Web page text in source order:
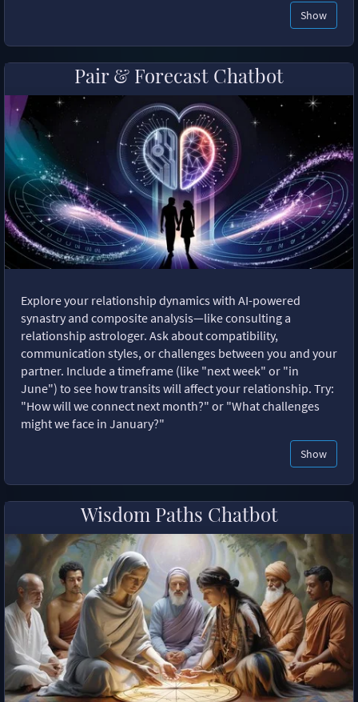
Show
Pair & Forecast Chatbot
Explore your relationship dynamics with AI-powered
synastry and composite analysis—like consulting a
relationship astrologer. Ask about compatibility,
communication styles, or challenges between you and your
partner. Include a timeframe (like "next week" or "in
June") to see how transits will affect your relationship. Try:
"How will we connect next month?" or "What challenges
might we face in January?"
Show
Wisdom Paths Chatbot